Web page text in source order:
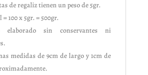
de regaliz tienen un peso de 5gr.
= 100 x 5gr. = 500gr.
elaborado sin conservantes ni
medidas de 9cm de largo y 1cm de